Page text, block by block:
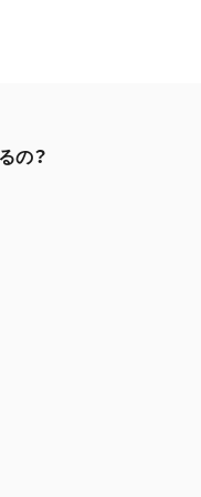
の？